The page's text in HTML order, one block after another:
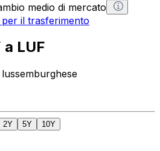
medio di mercato
il trasferimento
LUF
2Y 5Y 10Y